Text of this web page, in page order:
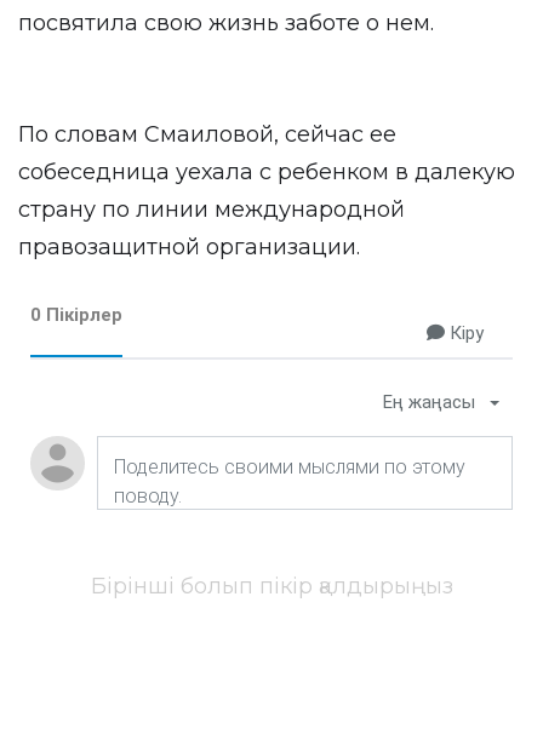
посвятила свою жизнь заботе о нем.
По словам Смаиловой, сейчас ее
собеседница уехала с ребенком в далекую
страну по линии международной
правозащитной организации.
0 Пікірлер
Кіру
Ең жаңасы
Бірінші болып пікір қалдырыңыз